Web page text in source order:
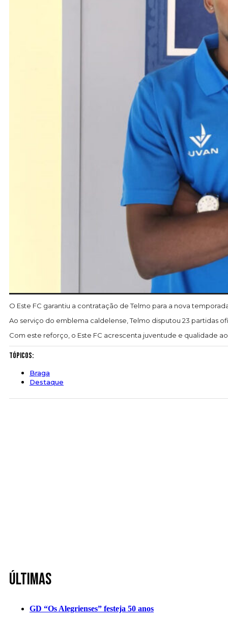
O Este FC garantiu a contratação de Telmo para a nova
Ao serviço do emblema caldelense, Telmo disputou 23 partidas
Com este reforço, o Este FC acrescenta juventude e qualidade
Tópicos:
Braga
Destaque
Últimas
GD “Os Alegrienses” festeja 50 anos